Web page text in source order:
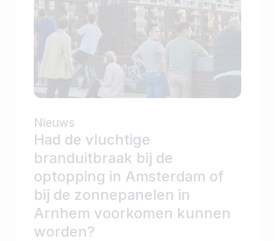
Nieuws
Had de vluchtige
branduitbraak bij de
optopping in Amsterdam of
bij de zonnepanelen in
Arnhem voorkomen kunnen
worden?